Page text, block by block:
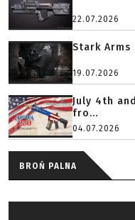
22.07.2026
Stark
19.07.2026
July 4th
fro...
04.07.2026
BROŃ PALNA